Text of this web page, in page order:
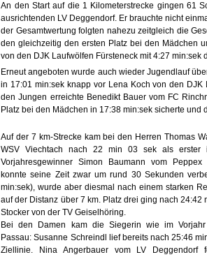
An den Start auf die 1 Kilometerstrecke gingen 61
ausrichtenden LV Deggendorf. Er brauchte nicht
der Gesamtwertung folgten nahezu zeitgleich die
den gleichzeitig den ersten Platz bei den Mädchen
von den DJK Laufwölfen Fürsteneck mit 4:27 min:sek
Erneut angeboten wurde auch wieder Jugendlauf
in 17:01 min:sek knapp vor Lena Koch von den
den Jungen erreichte Benedikt Bauer vom FC
Platz bei den Mädchen in 17:38 min:sek sicherte
Auf der 7 km-Strecke kam bei den Herren Thomas
WSV Viechtach nach 22 min 03 sek als erster
Vorjahresgewinner Simon Baumann vom Peppex
konnte seine Zeit zwar um rund 30 Sekunden
min:sek), wurde aber diesmal nach einem starken
auf der Distanz über 7 km. Platz drei ging nach 24:42
Stocker von der TV Geiselhöring.
Bei den Damen kam die Siegerin wie im
Passau: Susanne Schreindl lief bereits nach 25:46
Ziellinie. Nina Angerbauer vom LV Deggendorf